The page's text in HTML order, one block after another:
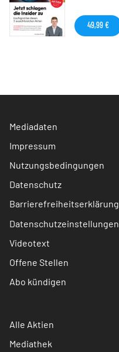
49,99 €
Mediadaten
Impressum
Nutzungsbedingungen
Datenschutz
Barrierefreiheitserklärung
Datenschutzeinstellungen
Videotext
Offene Stellen
Abo kündigen
Alle Aktien
Mediathek